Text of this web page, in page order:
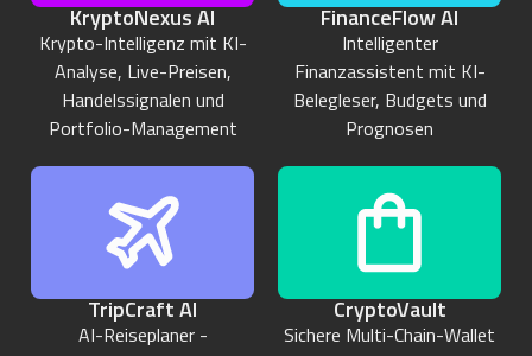
KryptoNexus AI
Krypto-Intelligenz mit KI-
Analyse, Live-Preisen,
Handelssignalen und
Portfolio-Management
FinanceFlow AI
Intelligenter
Finanzassistent mit KI-
Belegleser, Budgets und
Prognosen
TripCraft AI
AI-Reiseplaner -
CryptoVault
Sichere Multi-Chain-Wallet